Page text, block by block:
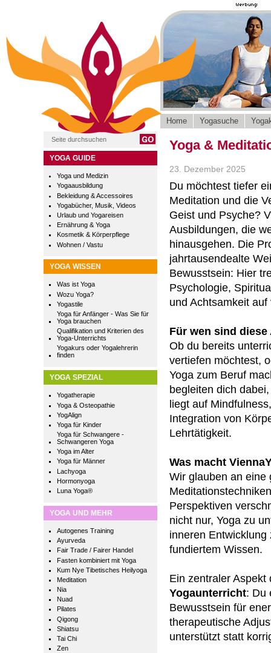
YOGA GUIDE
Yoga und Medizin
Yogaausbildung
Bekleidung & Accessoires
Yogabücher, Musik, Videos
Urlaub und Yogareisen
Ernährung & Yoga
Kosmetik & Körperpflege
Wohnen / Vastu
YOGA WISSEN
Was ist Yoga
Wozu Yoga?
Yogastile
Yoga für Anfänger - Was Sie für
Yoga brauchen
Qualifikation und Kriterien des
Yoga-Unterrichts
Yogakurs oder Yogalehrerin
finden
YOGA SPEZIAL
Yogatherapie
Yoga & Osteopathie
YogAlign
Yoga für Kinder
Yoga für Schwangere -
Schwangeren Yoga
Yoga im Alter
Yoga für Männer
Lachyoga
Hormonyoga
Luna Yoga®
YOGA UND MEHR
Autogenes Training
Ayurveda
Fair Trade / Fairer Handel
Fasten kombiniert mit Yoga
Kum Nye Tibetisches Heilyoga
Meditation
Nia
Nuad
Pilates
Qigong
Shiatsu
Tai Chi
Zen
Home Yogasuche
Yoga &
23. Dezember 2025
Du möchtest tiefer
Meditation und die
Geist und Psyche?
Ausbildungen, die
hinausgehen. Die
jahrtausendealte
Bewusstsein: Hier
Psychologie,
und Achtsamkeit
Für wen sind
Ob du bereits
vertiefen möchtest,
Yoga zum Beruf
begleiten dich
liegt auf
Integration von
Lehrtätigkeit.
Was macht
Wir glauben an eine
Perspektiven
nicht nur, Yoga zu
inneren
fundiertem Wissen.
Ein zentraler
Yogaunterricht: Du
Bewusstsein für
therapeutische
unterstützt statt